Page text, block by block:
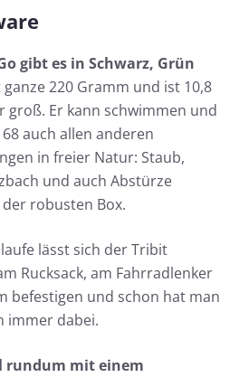
gibt es in Schwarz, Grün
ganze 220 Gramm und ist 10,8
groß. Er kann schwimmen und
auch allen anderen
in freier Natur: Staub,
und auch Abstürze
robusten Box.
lässt sich der Tribit
Rucksack, am Fahrradlenker
befestigen und schon hat man
immer dabei.
rundum mit einem